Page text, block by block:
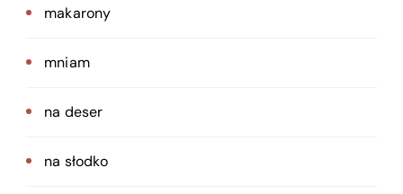
makarony
mniam
na deser
na słodko